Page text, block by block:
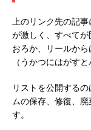
上のリンク先の記
が激しく、すべて
おろか、リールから
（うかつにはがす
リストを公開する
ムの保存、修復、
す。